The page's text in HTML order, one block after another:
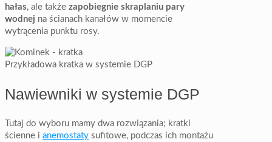
hałas, ale także zapobiegnie skraplaniu pary
wodnej na ścianach kanałów w momencie
wytrącenia punktu rosy.
Przykładowa kratka w systemie DGP
Nawiewniki w systemie DGP
Tutaj do wyboru mamy dwa rozwiązania; kratki
ścienne i anemostaty sufitowe, podczas ich montażu